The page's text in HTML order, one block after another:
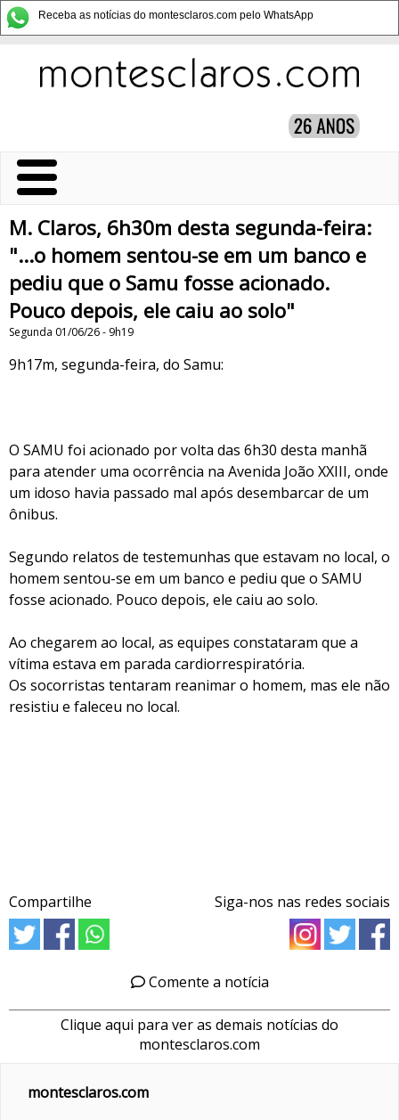
Receba as notícias do montesclaros.com pelo WhatsApp
M. Claros, 6h30m desta segunda-feira:
"...o homem sentou-se em um banco e
pediu que o Samu fosse acionado.
Pouco depois, ele caiu ao solo"
Segunda 01/06/26 - 9h19
9h17m, segunda-feira, do Samu:
O SAMU foi acionado por volta das 6h30 desta manhã
para atender uma ocorrência na Avenida João XXIII, onde
um idoso havia passado mal após desembarcar de um
ônibus.
Segundo relatos de testemunhas que estavam no local, o
homem sentou-se em um banco e pediu que o SAMU
fosse acionado. Pouco depois, ele caiu ao solo.
Ao chegarem ao local, as equipes constataram que a
vítima estava em parada cardiorrespiratória.
Os socorristas tentaram reanimar o homem, mas ele não
resistiu e faleceu no local.
Compartilhe Siga-nos nas redes sociais
Comente a notícia
Clique aqui para ver as demais notícias do
montesclaros.com
montesclaros.com